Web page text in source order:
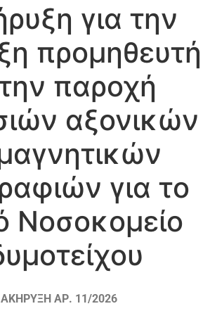
για την
προμηθευτή
παροχή
αξονικών
για το
Νοσοκομείο
ΑΡ. 11/2026